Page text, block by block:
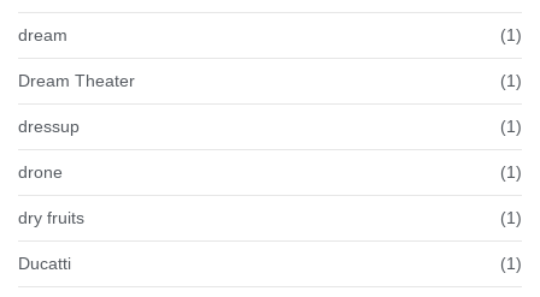
dream (1)
Dream Theater (1)
dressup (1)
drone (1)
dry fruits (1)
Ducatti (1)